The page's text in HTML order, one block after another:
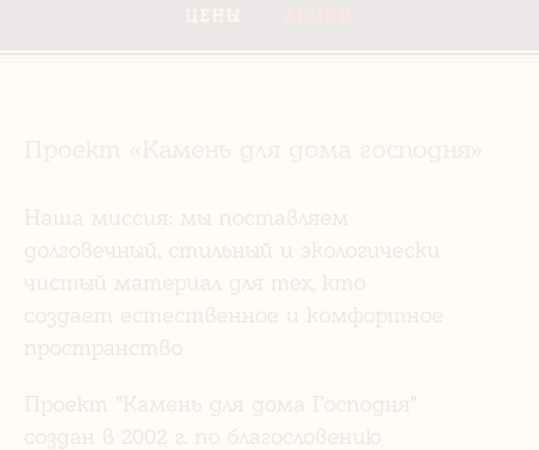
Наша миссия: мы поставляем
долговечный, стильный и экологически
чистый материал для тех, кто
создает естественное и комфортное
пространство
Проект "Камень для дома Господня"
создан в 2002 г. по благословению